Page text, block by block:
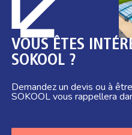
VOUS ÊTES
SOKOOL ?
Demandez un devis ou à
SOKOOL vous rappellera